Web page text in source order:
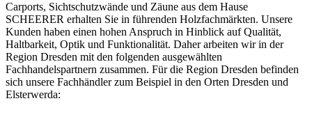
Carports, Sichtschutzwände und Zäune aus dem Hause
SCHEERER erhalten Sie in führenden Holzfachmärkten. Unsere
Kunden haben einen hohen Anspruch in Hinblick auf Qualität,
Haltbarkeit, Optik und Funktionalität. Daher arbeiten wir in der
Region Dresden mit den folgenden ausgewählten
Fachhandelspartnern zusammen. Für die Region Dresden befinden
sich unsere Fachhändler zum Beispiel in den Orten Dresden und
Elsterwerda: